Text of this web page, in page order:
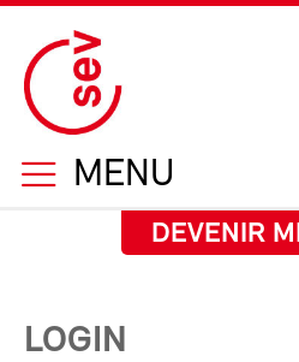
MENU
DEVENIR
LOGIN